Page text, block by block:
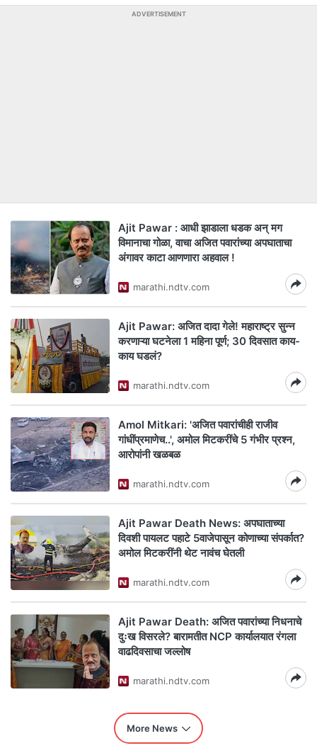
ADVERTISEMENT
Ajit Pawar : आधी झाडाला धडक अन् मग
विमानाचा गोळा, वाचा अजित पवारांच्या अपघाताचा
अंगावर काटा आणणारा अहवाल !
marathi.ndtv.com
Ajit Pawar: अजित दादा गेले! महाराष्ट्र सुन्न
करणाऱ्या घटनेला 1 महिना पूर्ण; 30 दिवसात काय-
काय घडलं?
marathi.ndtv.com
Amol Mitkari: 'अजित पवारांचीही राजीव
गांधींप्रमाणेच..', अमोल मिटकरींचे 5 गंभीर प्रश्न,
आरोपांनी खळबळ
marathi.ndtv.com
Ajit Pawar Death News: अपघाताच्या
दिवशी पायलट पहाटे 5वाजेपासून कोणाच्या संपर्कात?
अमोल मिटकरींनी थेट नावंच घेतली
marathi.ndtv.com
Ajit Pawar Death: अजित पवारांच्या निधनाचे
दुःख विसरले? बारामतीत NCP कार्यालयात रंगला
वाढदिवसाचा जल्लोष
marathi.ndtv.com
More News